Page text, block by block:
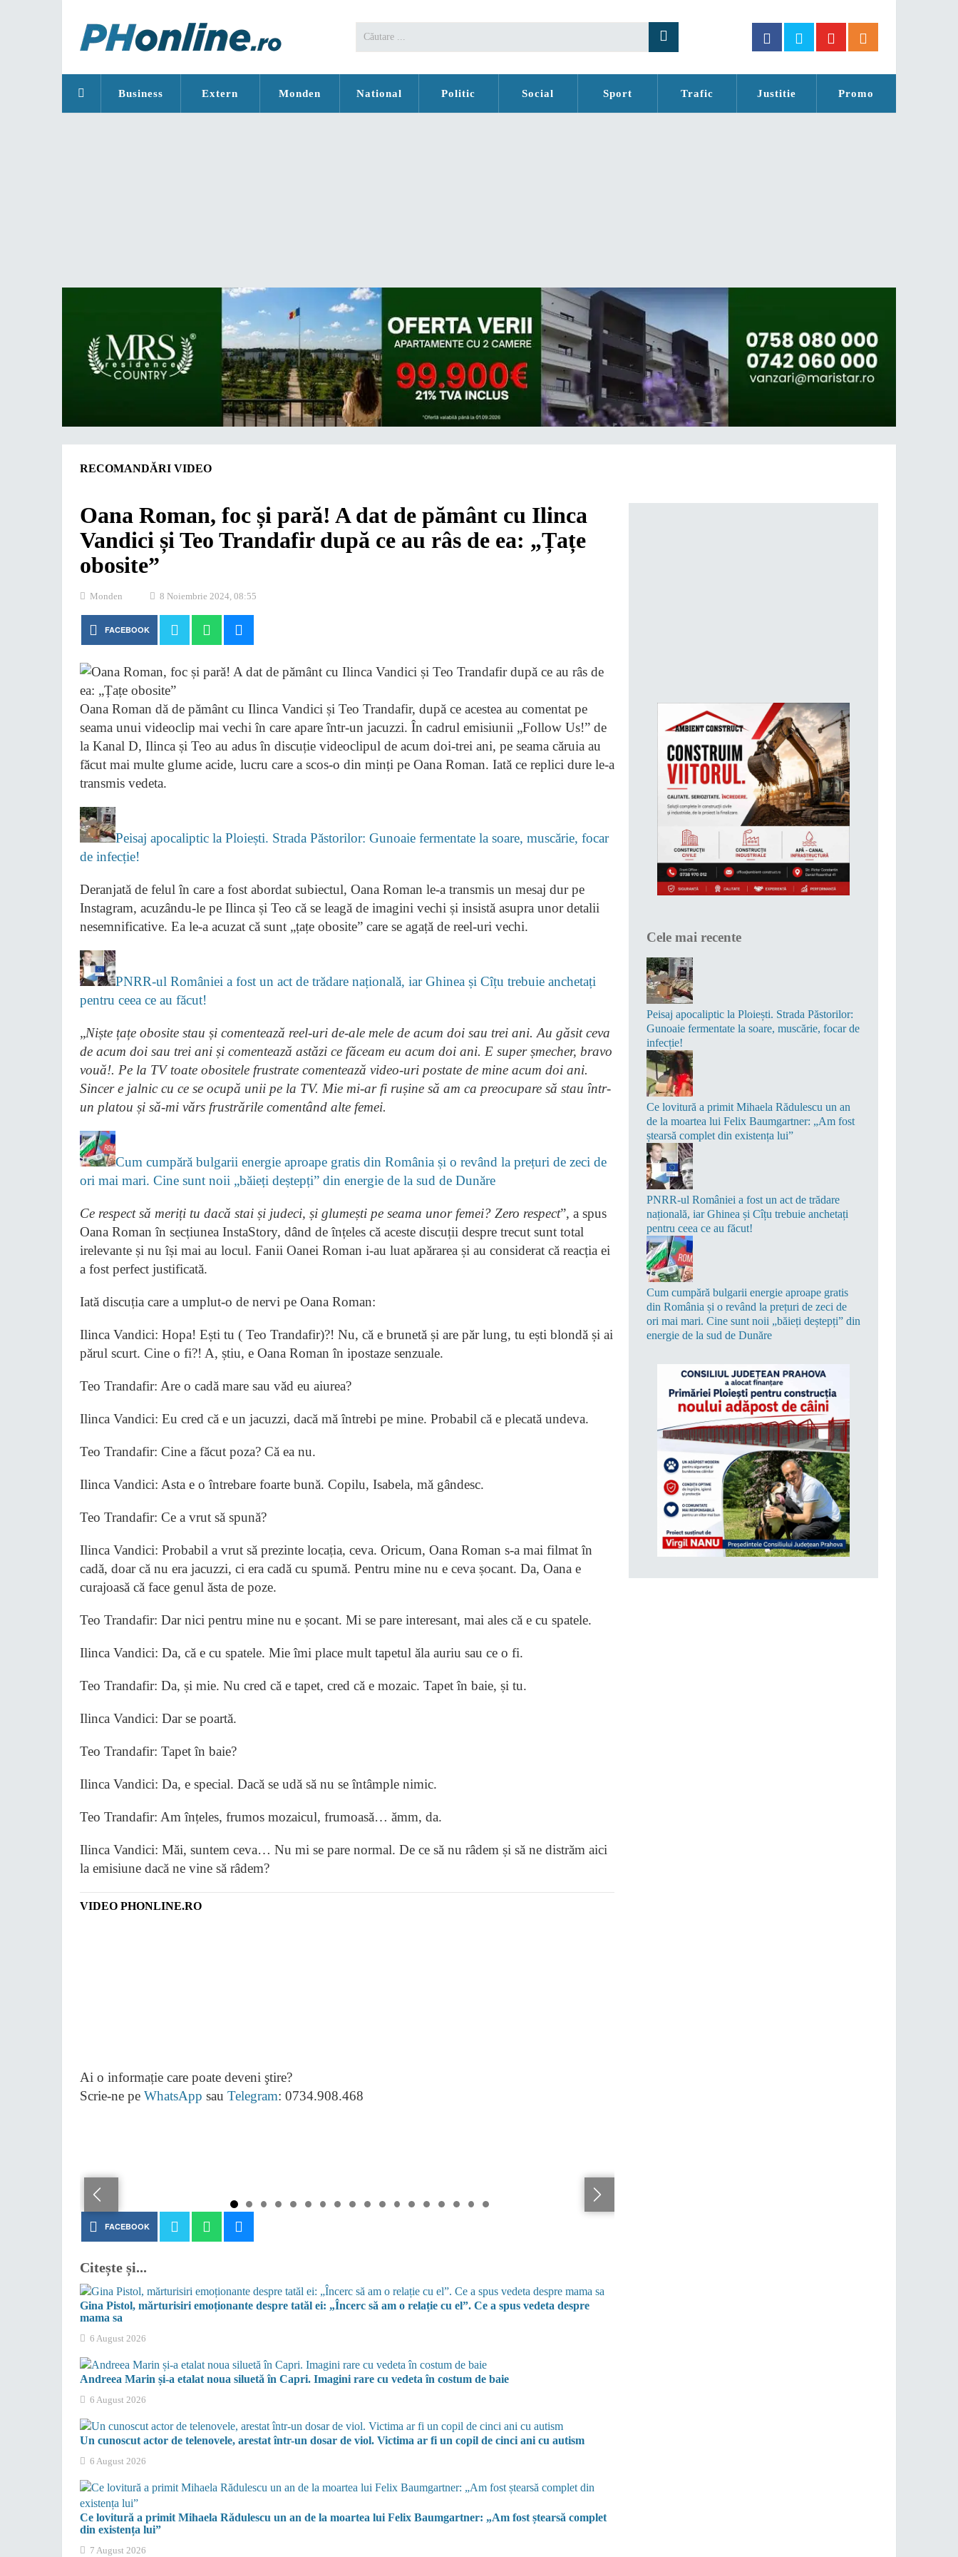
Business Extern Monden National Politic Social Sport Trafic Justitie Promo
RECOMANDĂRI VIDEO
Oana Roman, foc și pară! A dat de pământ cu Ilinca
Vandici și Teo Trandafir după ce au râs de ea: „Țațe
obosite”
Monden 8 Noiembrie 2024, 08:55
FACEBOOK
Oana Roman dă de pământ cu Ilinca Vandici și Teo Trandafir, după ce acestea au comentat pe
seama unui videoclip mai vechi în care apare într-un jacuzzi. În cadrul emisiunii „Follow Us!” de
la Kanal D, Ilinca și Teo au adus în discuție videoclipul de acum doi-trei ani, pe seama căruia au
făcut mai multe glume acide, lucru care a scos-o din minți pe Oana Roman. Iată ce replici dure le-a
transmis vedeta.
Peisaj apocaliptic la Ploiești. Strada Păstorilor: Gunoaie fermentate la soare, muscărie, focar
de infecție!
Deranjată de felul în care a fost abordat subiectul, Oana Roman le-a transmis un mesaj dur pe
Instagram, acuzându-le pe Ilinca și Teo că se leagă de imagini vechi și insistă asupra unor detalii
nesemnificative. Ea le-a acuzat că sunt „țațe obosite” care se agață de reel-uri vechi.
PNRR-ul României a fost un act de trădare națională, iar Ghinea și Cîțu trebuie anchetați
pentru ceea ce au făcut!
„Niște țațe obosite stau și comentează reel-uri de-ale mele de acum doi sau trei ani. Au găsit ceva
de acum doi sau trei ani și comentează astăzi ce făceam eu acum doi ani. E super șmecher, bravo
vouă!. Pe la TV toate obositele frustrate comentează video-uri postate de mine acum doi ani.
Sincer e jalnic cu ce se ocupă unii pe la TV. Mie mi-ar fi rușine să am ca preocupare să stau într-
un platou și să-mi vărs frustrările comentând alte femei.
Cum cumpără bulgarii energie aproape gratis din România și o revând la prețuri de zeci de
ori mai mari. Cine sunt noii „băieți deștepți” din energie de la sud de Dunăre
Ce respect să meriți tu dacă stai și judeci, și glumești pe seama unor femei? Zero respect”, a spus
Oana Roman în secțiunea InstaStory, dând de înțeles că aceste discuții despre trecut sunt total
irelevante și nu își mai au locul. Fanii Oanei Roman i-au luat apărarea și au considerat că reacția ei
a fost perfect justificată.
Iată discuția care a umplut-o de nervi pe Oana Roman:
Ilinca Vandici: Hopa! Ești tu ( Teo Trandafir)?! Nu, că e brunetă și are păr lung, tu ești blondă și ai
părul scurt. Cine o fi?! A, știu, e Oana Roman în ipostaze senzuale.
Teo Trandafir: Are o cadă mare sau văd eu aiurea?
Ilinca Vandici: Eu cred că e un jacuzzi, dacă mă întrebi pe mine. Probabil că e plecată undeva.
Teo Trandafir: Cine a făcut poza? Că ea nu.
Ilinca Vandici: Asta e o întrebare foarte bună. Copilu, Isabela, mă gândesc.
Teo Trandafir: Ce a vrut să spună?
Ilinca Vandici: Probabil a vrut să prezinte locația, ceva. Oricum, Oana Roman s-a mai filmat în
cadă, doar că nu era jacuzzi, ci era cadă cu spumă. Pentru mine nu e ceva șocant. Da, Oana e
curajoasă că face genul ăsta de poze.
Teo Trandafir: Dar nici pentru mine nu e șocant. Mi se pare interesant, mai ales că e cu spatele.
Ilinca Vandici: Da, că e cu spatele. Mie îmi place mult tapetul ăla auriu sau ce o fi.
Teo Trandafir: Da, și mie. Nu cred că e tapet, cred că e mozaic. Tapet în baie, și tu.
Ilinca Vandici: Dar se poartă.
Teo Trandafir: Tapet în baie?
Ilinca Vandici: Da, e special. Dacă se udă să nu se întâmple nimic.
Teo Trandafir: Am înțeles, frumos mozaicul, frumoasă… ămm, da.
Ilinca Vandici: Măi, suntem ceva… Nu mi se pare normal. De ce să nu râdem și să ne distrăm aici
la emisiune dacă ne vine să râdem?
VIDEO PHONLINE.RO
Ai o informație care poate deveni ştire?
Scrie-ne pe WhatsApp sau Telegram: 0734.908.468
FACEBOOK
Citește și...
Gina Pistol, mărturisiri emoționante despre tatăl ei: „Încerc să am o relație cu el”. Ce a spus vedeta despre
mama sa
6 August 2026
Andreea Marin și-a etalat noua siluetă în Capri. Imagini rare cu vedeta în costum de baie
6 August 2026
Un cunoscut actor de telenovele, arestat într-un dosar de viol. Victima ar fi un copil de cinci ani cu autism
6 August 2026
Ce lovitură a primit Mihaela Rădulescu un an de la moartea lui Felix Baumgartner: „Am fost ștearsă complet
din existența lui”
7 August 2026
Cele mai recente
Peisaj apocaliptic la Ploiești. Strada Păstorilor:
Gunoaie fermentate la soare, muscărie, focar de
infecție!
Ce lovitură a primit Mihaela Rădulescu un an
de la moartea lui Felix Baumgartner: „Am fost
ștearsă complet din existența lui”
PNRR-ul României a fost un act de trădare
națională, iar Ghinea și Cîțu trebuie anchetați
pentru ceea ce au făcut!
Cum cumpără bulgarii energie aproape gratis
din România și o revând la prețuri de zeci de
ori mai mari. Cine sunt noii „băieți deștepți” din
energie de la sud de Dunăre